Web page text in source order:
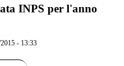
INPS per l'anno
- 13:33